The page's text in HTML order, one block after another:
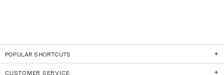
POPULAR SHORTCUTS
CUSTOMER SERVICE